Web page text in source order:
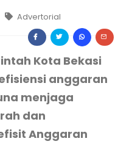
Advertorial
Kota Bekasi
anggaran
menjaga
dan
Anggaran